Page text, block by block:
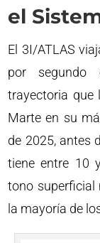
el
El 3I/ATLAS
por segundo
trayectoria que
Marte en su
de 2025, antes
tiene entre 10
tono superficial
la mayoría de